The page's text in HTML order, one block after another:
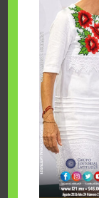
Fairmont
esfuerzos para